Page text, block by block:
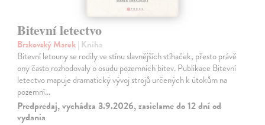
Bitevní letectvo
Brzkovský Marek| Kniha
Bitevní letouny se rodily ve stínu slavnějších stíhaček, přesto právě
ony často rozhodovaly o osudu pozemních bitev. Publikace Bitevní
letectvo mapuje dramatický vývoj strojů určených k útokům na
pozemní…
Predpredaj, vychádza 3.9.2026, zasielame do 12 dní od
vydania